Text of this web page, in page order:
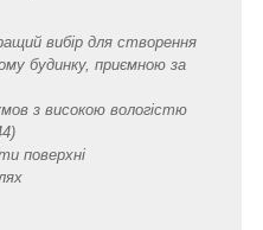
вибір для створення
будинку, приємною за
з високою вологістю
поверхні